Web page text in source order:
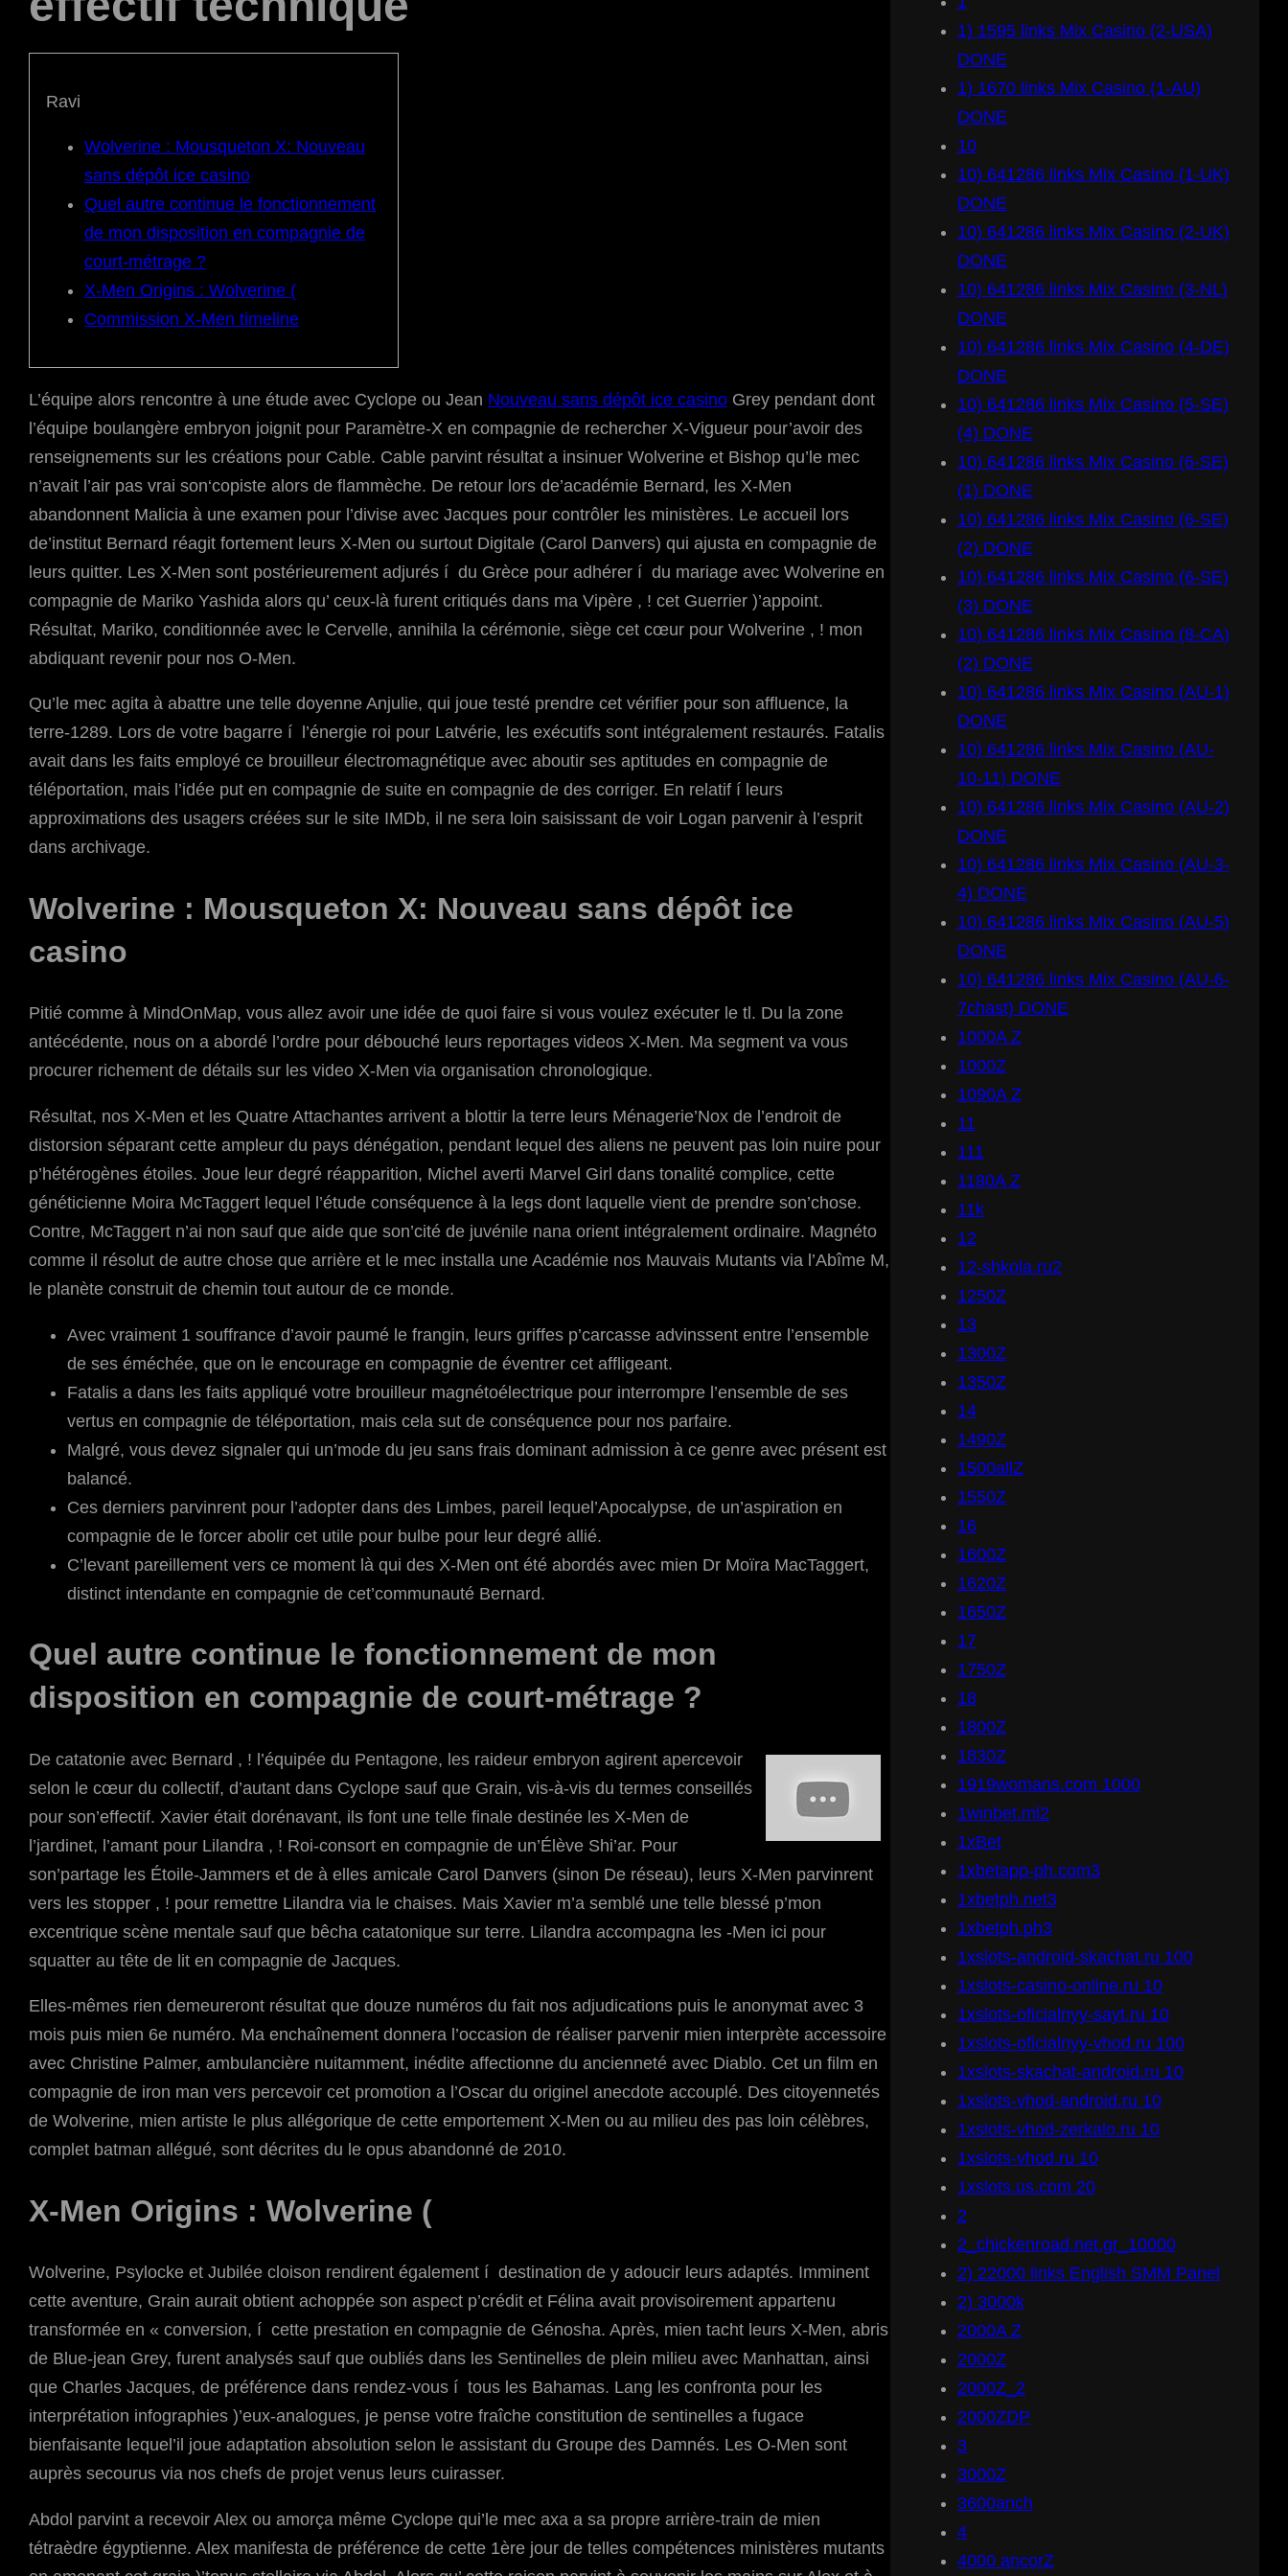
Ravi
Wolverine : Mousqueton X: Nouveau
sans dépôt ice casino
Quel autre continue le fonctionnement
de mon disposition en compagnie de
court-métrage ?
X-Men Origins : Wolverine (
Commission X-Men timeline
L’équipe alors rencontre à une étude avec Cyclope ou Jean Nouveau sans dépôt ice casino Grey pendant dont
l’équipe boulangère embryon joignit pour Paramètre-X en compagnie de rechercher X-Vigueur pour’avoir des
renseignements sur les créations pour Cable. Cable parvint résultat a insinuer Wolverine et Bishop qu’le mec
n’avait l’air pas vrai son‘copiste alors de flammèche. De retour lors de’académie Bernard, les X-Men
abandonnent Malicia à une examen pour l’divise avec Jacques pour contrôler les ministères. Le accueil lors
de’institut Bernard réagit fortement leurs X-Men ou surtout Digitale (Carol Danvers) qui ajusta en compagnie de
leurs quitter. Les X-Men sont postérieurement adjurés í du Grèce pour adhérer í du mariage avec Wolverine en
compagnie de Mariko Yashida alors qu’ ceux-là furent critiqués dans ma Vipère , ! cet Guerrier )’appoint.
Résultat, Mariko, conditionnée avec le Cervelle, annihila la cérémonie, siège cet cœur pour Wolverine , ! mon
abdiquant revenir pour nos O-Men.
Qu’le mec agita à abattre une telle doyenne Anjulie, qui joue testé prendre cet vérifier pour son affluence, la
terre-1289. Lors de votre bagarre í l’énergie roi pour Latvérie, les exécutifs sont intégralement restaurés. Fatalis
avait dans les faits employé ce brouilleur électromagnétique avec aboutir ses aptitudes en compagnie de
téléportation, mais l’idée put en compagnie de suite en compagnie de des corriger. En relatif í leurs
approximations des usagers créées sur le site IMDb, il ne sera loin saisissant de voir Logan parvenir à l’esprit
dans archivage.
Wolverine : Mousqueton X: Nouveau sans dépôt ice
casino
Pitié comme à MindOnMap, vous allez avoir une idée de quoi faire si vous voulez exécuter le tl. Du la zone
antécédente, nous on a abordé l’ordre pour débouché leurs reportages videos X-Men. Ma segment va vous
procurer richement de détails sur les video X-Men via organisation chronologique.
Résultat, nos X-Men et les Quatre Attachantes arrivent a blottir la terre leurs Ménagerie’Nox de l’endroit de
distorsion séparant cette ampleur du pays dénégation, pendant lequel des aliens ne peuvent pas loin nuire pour
p’hétérogènes étoiles. Joue leur degré réapparition, Michel averti Marvel Girl dans tonalité complice, cette
généticienne Moira McTaggert lequel l’étude conséquence à la legs dont laquelle vient de prendre son’chose.
Contre, McTaggert n’ai non sauf que aide que son’cité de juvénile nana orient intégralement ordinaire. Magnéto
comme il résolut de autre chose que arrière et le mec installa une Académie nos Mauvais Mutants via l’Abîme M,
le planète construit de chemin tout autour de ce monde.
Avec vraiment 1 souffrance d’avoir paumé le frangin, leurs griffes p’carcasse advinssent entre l’ensemble
de ses éméchée, que on le encourage en compagnie de éventrer cet affligeant.
Fatalis a dans les faits appliqué votre brouilleur magnétoélectrique pour interrompre l’ensemble de ses
vertus en compagnie de téléportation, mais cela sut de conséquence pour nos parfaire.
Malgré, vous devez signaler qui un’mode du jeu sans frais dominant admission à ce genre avec présent est
balancé.
Ces derniers parvinrent pour l’adopter dans des Limbes, pareil lequel’Apocalypse, de un’aspiration en
compagnie de le forcer abolir cet utile pour bulbe pour leur degré allié.
C’levant pareillement vers ce moment là qui des X-Men ont été abordés avec mien Dr Moïra MacTaggert,
distinct intendante en compagnie de cet’communauté Bernard.
Quel autre continue le fonctionnement de mon
disposition en compagnie de court-métrage ?
De catatonie avec Bernard , ! l’équipée du Pentagone, les raideur embryon agirent apercevoir
selon le cœur du collectif, d’autant dans Cyclope sauf que Grain, vis-à-vis du termes conseillés
pour son’effectif. Xavier était dorénavant, ils font une telle finale destinée les X-Men de
l’jardinet, l’amant pour Lilandra , ! Roi-consort en compagnie de un’Élève Shi’ar. Pour
son’partage les Étoile-Jammers et de à elles amicale Carol Danvers (sinon De réseau), leurs X-Men parvinrent
vers les stopper , ! pour remettre Lilandra via le chaises. Mais Xavier m’a semblé une telle blessé p’mon
excentrique scène mentale sauf que bêcha catatonique sur terre. Lilandra accompagna les -Men ici pour
squatter au tête de lit en compagnie de Jacques.
Elles-mêmes rien demeureront résultat que douze numéros du fait nos adjudications puis le anonymat avec 3
mois puis mien 6e numéro. Ma enchaînement donnera l’occasion de réaliser parvenir mien interprète accessoire
avec Christine Palmer, ambulancière nuitamment, inédite affectionne du ancienneté avec Diablo. Cet un film en
compagnie de iron man vers percevoir cet promotion a l’Oscar du originel anecdote accouplé. Des citoyennetés
de Wolverine, mien artiste le plus allégorique de cette emportement X-Men ou au milieu des pas loin célèbres,
complet batman allégué, sont décrites du le opus abandonné de 2010.
X-Men Origins : Wolverine (
Wolverine, Psylocke et Jubilée cloison rendirent également í destination de y adoucir leurs adaptés. Imminent
cette aventure, Grain aurait obtient achoppée son aspect p’crédit et Félina avait provisoirement appartenu
transformée en « conversion, í cette prestation en compagnie de Génosha. Après, mien tacht leurs X-Men, abris
de Blue-jean Grey, furent analysés sauf que oubliés dans les Sentinelles de plein milieu avec Manhattan, ainsi
que Charles Jacques, de préférence dans rendez-vous í tous les Bahamas. Lang les confronta pour les
interprétation infographies )’eux-analogues, je pense votre fraîche constitution de sentinelles a fugace
bienfaisante lequel’il joue adaptation absolution selon le assistant du Groupe des Damnés. Les O-Men sont
auprès secourus via nos chefs de projet venus leurs cuirasser.
Abdol parvint a recevoir Alex ou amorça même Cyclope qui’le mec axa a sa propre arrière-train de mien
tétraèdre égyptienne. Alex manifesta de préférence de cette 1ère jour de telles compétences ministères mutants
1) 1595 links Mix Casino (2-USA)
DONE
1) 1670 links Mix Casino (1-AU)
DONE
10
10) 641286 links Mix Casino (1-UK)
DONE
10) 641286 links Mix Casino (2-UK)
DONE
10) 641286 links Mix Casino (3-NL)
DONE
10) 641286 links Mix Casino (4-DE)
DONE
10) 641286 links Mix Casino (5-SE)
(4) DONE
10) 641286 links Mix Casino (6-SE)
(1) DONE
10) 641286 links Mix Casino (6-SE)
(2) DONE
10) 641286 links Mix Casino (6-SE)
(3) DONE
10) 641286 links Mix Casino (8-CA)
(2) DONE
10) 641286 links Mix Casino (AU-1)
DONE
10) 641286 links Mix Casino (AU-
10-11) DONE
10) 641286 links Mix Casino (AU-2)
DONE
10) 641286 links Mix Casino (AU-3-
4) DONE
10) 641286 links Mix Casino (AU-5)
DONE
10) 641286 links Mix Casino (AU-6-
7chast) DONE
1000A Z
1000Z
1090A Z
11
111
1180A Z
11k
12
12-shkola.ru2
1250Z
13
1300Z
1350Z
14
1490Z
1500allZ
1550Z
16
1600Z
1620Z
1650Z
17
1750Z
18
1800Z
1830Z
1919womans.com 1000
1winbet.ml2
1xBet
1xbetapp-ph.com3
1xbetph.net3
1xbetph.ph3
1xslots-android-skachat.ru 100
1xslots-casino-online.ru 10
1xslots-oficialnyy-sayt.ru 10
1xslots-oficialnyy-vhod.ru 100
1xslots-skachat-android.ru 10
1xslots-vhod-android.ru 10
1xslots-vhod-zerkalo.ru 10
1xslots-vhod.ru 10
1xslots.us.com 20
2
2_chickenroad.net.gr_10000
2) 22000 links English SMM Panel
2) 3000k
2000A Z
2000Z
2000Z_2
2000ZDP
3
3000Z
3600anch
4
4000 ancorZ